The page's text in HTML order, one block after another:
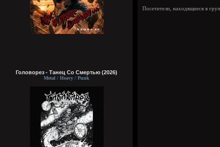
Головорез - Tанец Со Смертью (2026)
Metal / Heavy / Punk
Посетители, находящиеся в